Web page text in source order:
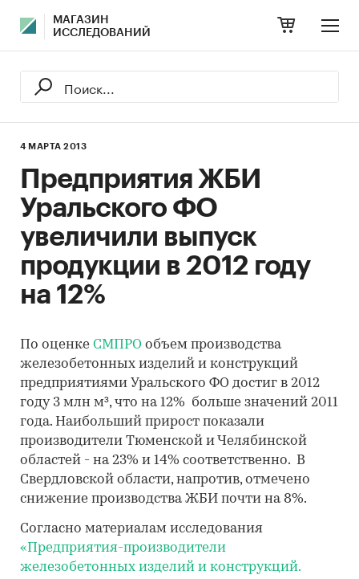
МАГАЗИН
ИССЛЕДОВАНИЙ
4 МАРТА 2013
Предприятия ЖБИ
Уральского ФО
увеличили выпуск
продукции в 2012 году
на 12%
По оценке СМПРО объем производства
железобетонных изделий и конструкций
предприятиями Уральского ФО достиг в 2012
году 3 млн м³, что на 12% больше значений 2011
года. Наибольший прирост показали
производители Тюменской и Челябинской
областей - на 23% и 14% соответственно. В
Свердловской области, напротив, отмечено
снижение производства ЖБИ почти на 8%.
Согласно материалам исследования
«Предприятия-производители
железобетонных изделий и конструкций.